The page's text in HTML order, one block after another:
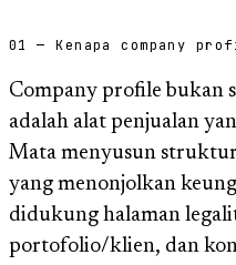
01 — Kenapa company
Company profile bukan
adalah alat penjualan
Mata menyusun
yang menonjolkan
didukung halaman
portofolio/klien, dan